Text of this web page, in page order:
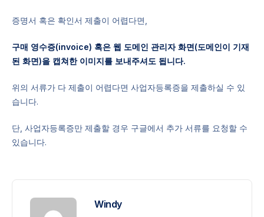
증명서 혹은 확인서 제출이 어렵다면,
구매 영수증(invoice) 혹은 웹 도메인 관리자 화면(도메인이 기재
된 화면)을 캡쳐한 이미지를 보내주셔도 됩니다.
위의 서류가 다 제출이 어렵다면 사업자등록증을 제출하실 수 있
습니다.
단, 사업자등록증만 제출할 경우 구글에서 추가 서류를 요청할 수
있습니다.
Windy